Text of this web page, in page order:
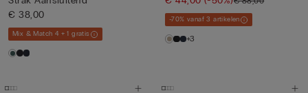
€ 38,00
Mix & Match 4 + 1 gratis
-70% vanaf 3 artikelen
+3